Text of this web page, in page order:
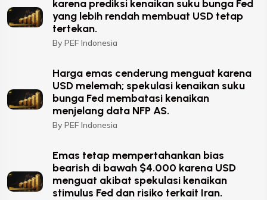
karena prediksi kenaikan suku bunga Fed
yang lebih rendah membuat USD tetap
tertekan.
By PEF Indonesia
Harga emas cenderung menguat karena
USD melemah; spekulasi kenaikan suku
bunga Fed membatasi kenaikan
menjelang data NFP AS.
By PEF Indonesia
Emas tetap mempertahankan bias
bearish di bawah $4.000 karena USD
menguat akibat spekulasi kenaikan
stimulus Fed dan risiko terkait Iran.